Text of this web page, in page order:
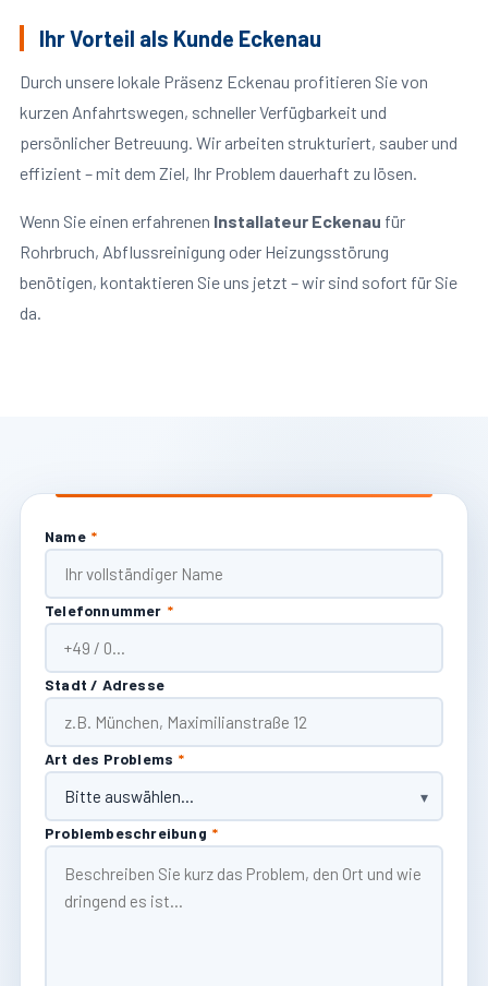
Ihr Vorteil als Kunde Eckenau
Durch unsere lokale Präsenz Eckenau profitieren Sie von
kurzen Anfahrtswegen, schneller Verfügbarkeit und
persönlicher Betreuung. Wir arbeiten strukturiert, sauber und
effizient – mit dem Ziel, Ihr Problem dauerhaft zu lösen.
Wenn Sie einen erfahrenen Installateur Eckenau für
Rohrbruch, Abflussreinigung oder Heizungsstörung
benötigen, kontaktieren Sie uns jetzt – wir sind sofort für Sie
da.
Name *
Telefonnummer *
Stadt / Adresse
Art des Problems *
Problembeschreibung *